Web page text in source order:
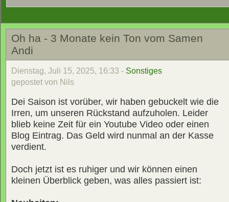
Oh ha - 3 Monate kein Ton vom Samen
Andi
Dienstag, Juli 15, 2025, 16:33 - Sonstiges
gepostet von Nils
Dei Saison ist vorüber, wir haben gebuckelt wie die
Irren, um unseren Rückstand aufzuholen. Leider
blieb keine Zeit für ein Youtube Video oder einen
Blog Eintrag. Das Geld wird nunmal an der Kasse
verdient.
Doch jetzt ist es ruhiger und wir können einen
kleinen Überblick geben, was alles passiert ist: